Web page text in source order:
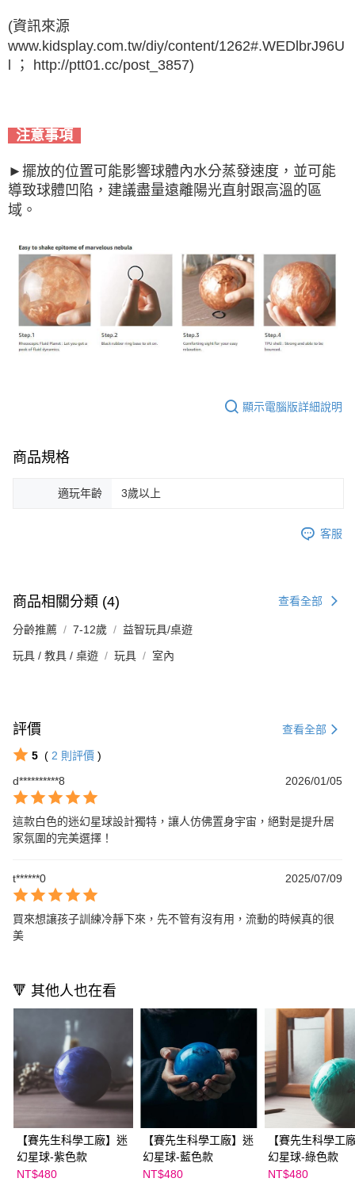
(資訊來源
www.kidsplay.com.tw/diy/content/1262#.WEDlbrJ96U
l ； http://ptt01.cc/post_3857)
注意事項
►擺放的位置可能影響球體內水分蒸發速度，並可能
導致球體凹陷，建議盡量遠離陽光直射跟高溫的區
域。
顯示電腦版詳細說明
商品規格
適玩年齡 3歲以上
客服
商品相關分類 (4) 查看全部
分齡推薦 7-12歲 益智玩具/桌遊
玩具 / 教具 / 桌遊 玩具 室內
評價 查看全部
5 ( 2 則評價 )
d**********8
2026/01/05
這款白色的迷幻星球設計獨特，讓人仿佛置身宇宙，絕對是提升居
家氛圍的完美選擇！
t******0 2025/07/09
買來想讓孩子訓練冷靜下來，先不管有沒有用，流動的時候真的很
美
🔻 其他人也在看
【賽先生科學工廠】迷
幻星球-紫色款
NT$480
【賽先生科學工廠】迷
幻星球-藍色款
NT$480
【賽先生科學工
幻星球-綠色款
NT$480